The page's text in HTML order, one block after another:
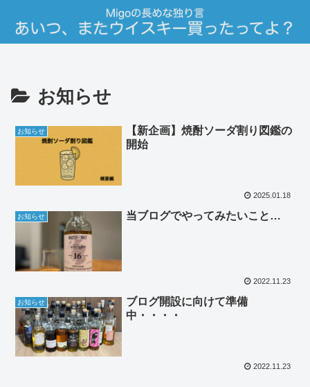
お知らせ
お知らせ
【新企画】焼酎ソーダ割り図鑑の
開始
2025.01.18
お知らせ 当ブログでやってみたいこと…
2022.11.23
お知らせ
ブログ開設に向けて準備
中・・・・
2022.11.23